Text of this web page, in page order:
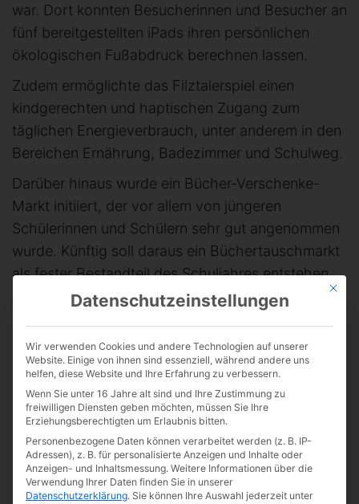
war. Dort konnten Besucherinnen und Besucher an
fünf bereitgestellten iPads ihren persönlichen
ökologischen Fußabdruck berechnen lassen.
Zudem ermöglichte das Filztalerspiel einen
kindgerechten und haptischen Zugang zum
täglichen Energieverbrauch, unter anderem in den
Bereichen Ernährung, Badezimmer und Schulweg.
Darüber hinaus wurde ein Bücher-Verschenke-
Markt initiiert, der vor allem von jüngeren
Schülerinnen und Schülern sehr gut angenommen
wurde. Künftig soll daraus ein Büchertauschmarkt
als fester Bestandteil des Schuljahres entstehen.
Außerdem konnten eigene Weihnachtskarten
kreativ gestaltet und selbst gemalt werden.
Die „Goldene Walnuss“ für den nachhaltigsten
Stand auf dem Adventsmarkt erhielt dieses Jahr
die Klasse 7d. Sie überzeugte insbesondere durch
die Verwendung fairer und biologischer Zutaten
bei ihren Schokofrüchten und gebrannten
Mandeln. Die Leckereien wurden zudem nahezu
Mit
Datenschutzeinstellungen
Wir verwenden Cookies und andere Technologien auf unserer
Website. Einige von ihnen sind essenziell, während andere uns
helfen, diese Website und Ihre Erfahrung zu verbessern.
Wenn Sie unter 16 Jahre alt sind und Ihre Zustimmung zu
freiwilligen Diensten geben möchten, müssen Sie Ihre
Erziehungsberechtigten um Erlaubnis bitten.
Personenbezogene Daten können verarbeitet werden (z. B. IP-
Adressen), z. B. für personalisierte Anzeigen und Inhalte oder
Anzeigen- und Inhaltsmessung. Weitere Informationen über die
Verwendung Ihrer Daten finden Sie in unserer
Datenschutzerklärung. Sie können Ihre Auswahl jederzeit unter